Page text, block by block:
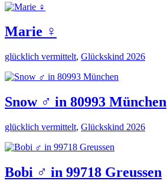
Marie ♀️
glücklich vermittelt, Glückskind 2026
Snow ♂️ in 80993 München
glücklich vermittelt, Glückskind 2026
Bobi ♂️ in 99718 Greussen